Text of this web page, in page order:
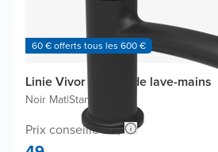
60 € offerts tous les 600 €
Linie Vivor robinet de lave-mains
Noir Mat|Standard
Prix conseillé 118,-